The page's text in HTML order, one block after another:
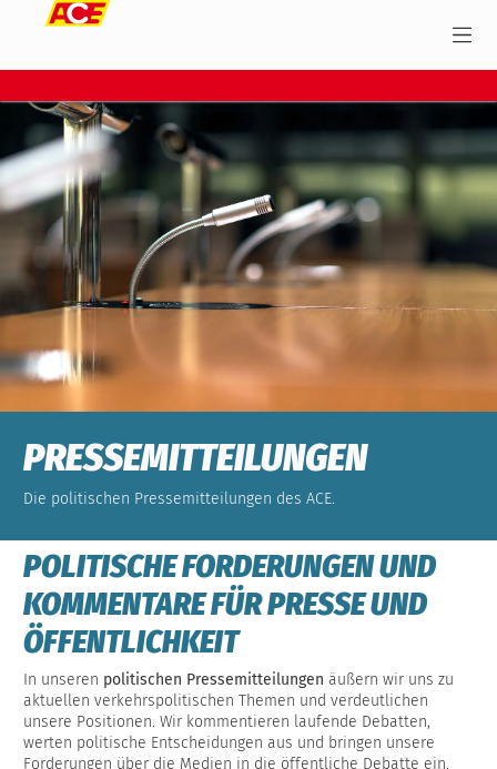
PRESSEMITTEILUNGEN
Die politischen Pressemitteilungen des ACE.
POLITISCHE FORDERUNGEN UND
KOMMENTARE FÜR PRESSE UND
ÖFFENTLICHKEIT
In unseren politischen Pressemitteilungen äußern wir uns zu
aktuellen verkehrspolitischen Themen und verdeutlichen
unsere Positionen. Wir kommentieren laufende Debatten,
werten politische Entscheidungen aus und bringen unsere
Forderungen über die Medien in die öffentliche Debatte ein.